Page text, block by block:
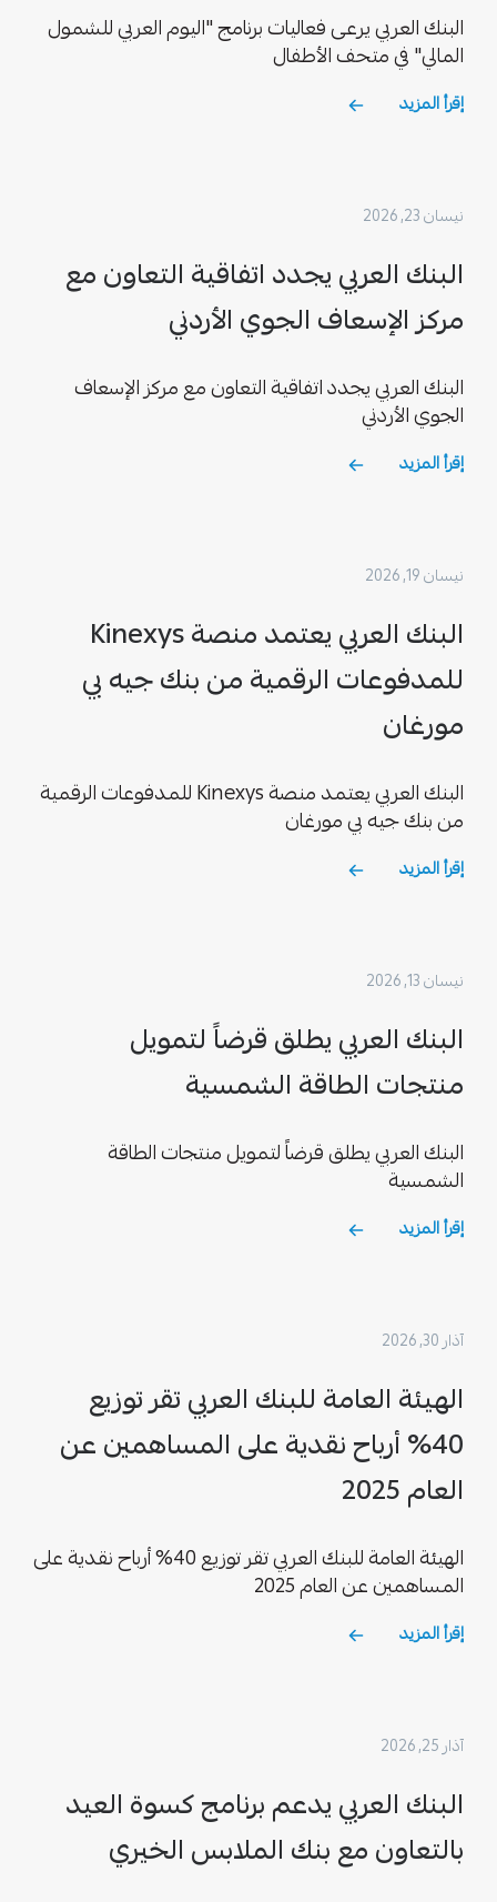
البنك العربي يرعى فعاليات برنامج "اليوم العربي للشمول
المالي" في متحف الأطفال
إقرأ المزيد
نيسان 23, 2026
البنك العربي يجدد اتفاقية التعاون مع
مركز الإسعاف الجوي الأردني
البنك العربي يجدد اتفاقية التعاون مع مركز الإسعاف
الجوي الأردني
إقرأ المزيد
نيسان 19, 2026
البنك العربي يعتمد منصة Kinexys
للمدفوعات الرقمية من بنك جيه بي
مورغان
البنك العربي يعتمد منصة Kinexys للمدفوعات الرقمية
من بنك جيه بي مورغان
إقرأ المزيد
نيسان 13, 2026
البنك العربي يطلق قرضاً لتمويل
منتجات الطاقة الشمسية
البنك العربي يطلق قرضاً لتمويل منتجات الطاقة
الشمسية
إقرأ المزيد
آذار 30, 2026
الهيئة العامة للبنك العربي تقر توزيع
40% أرباح نقدية على المساهمين عن
العام 2025
الهيئة العامة للبنك العربي تقر توزيع 40% أرباح نقدية على
المساهمين عن العام 2025
إقرأ المزيد
آذار 25, 2026
البنك العربي يدعم برنامج كسوة العيد
بالتعاون مع بنك الملابس الخيري